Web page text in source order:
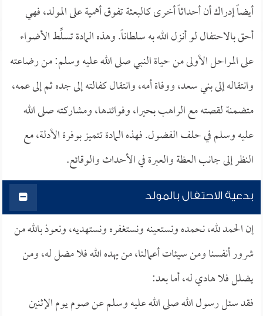
أيضاً إدراك أن أحداثاً أخرى كالبعثة تفوق أهمية على المولد، فهي
أحق بالاحتفال لو أنزل الله به سلطاناً. وهذه المادة تسلِّط الأضواء
على المراحل الأولى من حياة النبي صلى الله عليه وسلم: من رضاعته
وانتقاله إلى بني سعد، ووفاة أمه، وانتقال كفالته إلى جده ثم إلى عمه،
متضمنة لقصته مع الراهب بحيرا، وفوائدها، ومشاركته صلى الله
عليه وسلم في حلف الفضول. فهذه المادة تتميز بوفرة الأدلة، مع
النظر إلى جانب العظة والعبرة في الأحداث والوقائع.
بدعية الاحتفال بالمولد
إن الحمد لله، نحمده ونستعينه ونستغفره ونستهديه، ونعوذ بالله من
شرور أنفسنا ومن سيئات أعمالنا، من يهده الله فلا مضل له، ومن
يضلل فلا هادي له، أما بعد:
فقد سئل رسول الله صلى الله عليه وسلم عن صوم يوم الإثنين